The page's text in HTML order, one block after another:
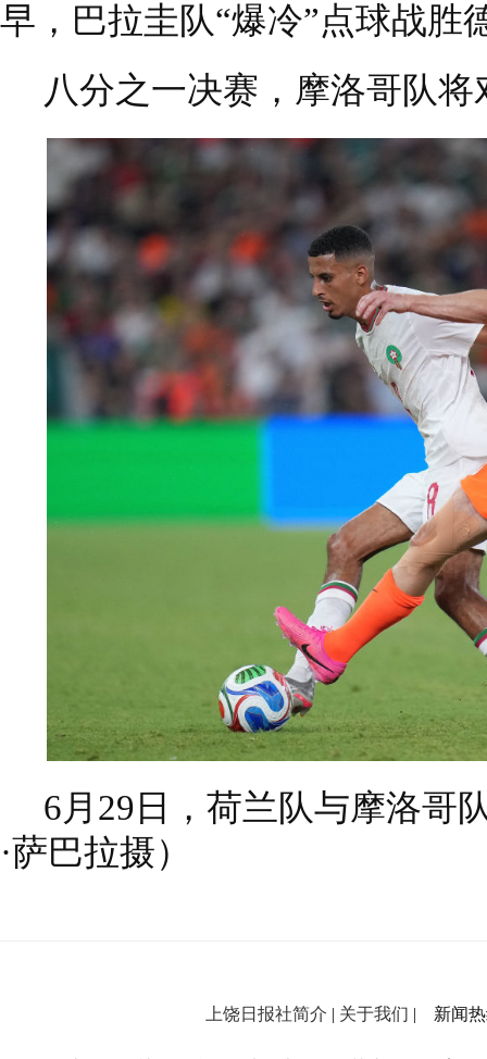
早，巴拉圭队“爆冷”点球战胜
八分之一决赛，摩洛哥队
6月29日，荷兰队与摩洛哥
·萨巴拉摄）
上饶日报社简介 | 关于我们 | 新闻热